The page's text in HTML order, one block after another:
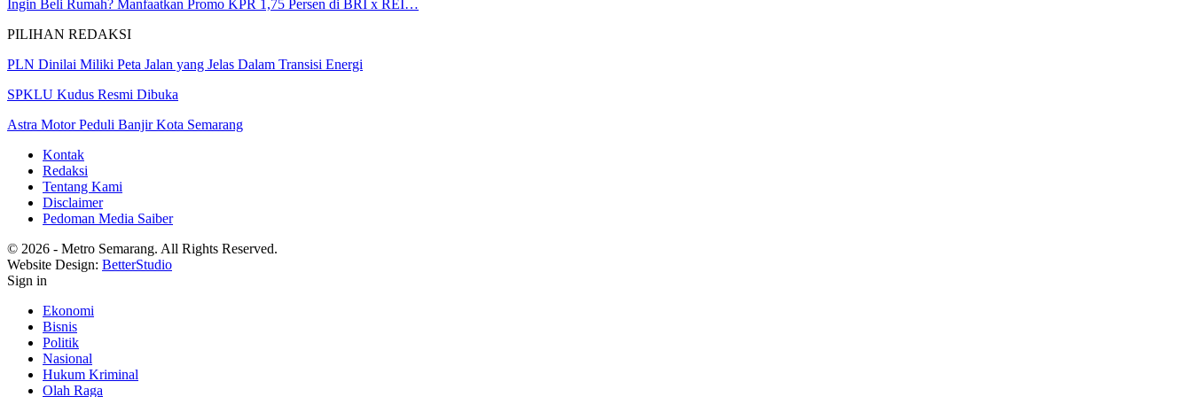
Ingin Beli Rumah? Manfaatkan Promo KPR 1,75 Persen di BRI x REI…
PILIHAN REDAKSI
PLN Dinilai Miliki Peta Jalan yang Jelas Dalam Transisi Energi
SPKLU Kudus Resmi Dibuka
Astra Motor Peduli Banjir Kota Semarang
Kontak
Redaksi
Tentang Kami
Disclaimer
Pedoman Media Saiber
© 2026 - Metro Semarang. All Rights Reserved.
Website Design: BetterStudio
Sign in
Ekonomi
Bisnis
Politik
Nasional
Hukum Kriminal
Olah Raga